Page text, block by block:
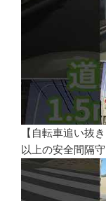
【自転車追い抜
以上の安全間隔